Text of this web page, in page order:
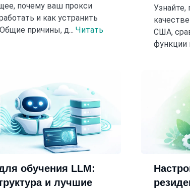
почему ваш прокси
и как устранить
причины, д... Читать
Узнайте,
США,
функции
обучения LLM:
и лучшие